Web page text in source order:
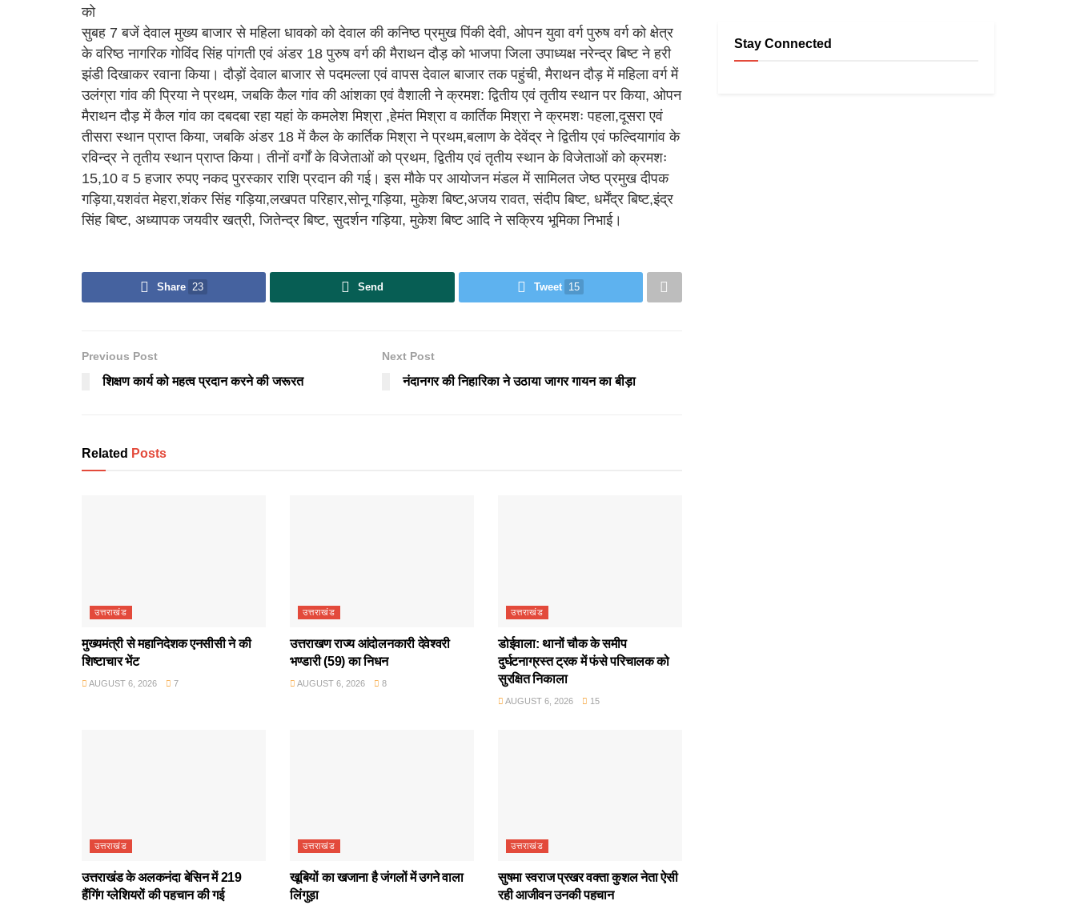
को
सुबह 7 बजें देवाल मुख्य बाजार से महिला धावको को देवाल की कनिष्ठ प्रमुख पिंकी देवी, ओपन युवा वर्ग पुरुष वर्ग को क्षेत्र
के वरिष्ठ नागरिक गोविंद सिंह पांगती एवं अंडर 18 पुरुष वर्ग की मैराथन दौड़ को भाजपा जिला उपाध्यक्ष नरेन्द्र बिष्ट ने हरी
झंडी दिखाकर रवाना किया। दौड़ों देवाल बाजार से पदमल्ला एवं वापस देवाल बाजार तक पहुंची, मैराथन दौड़ में महिला वर्ग में
उलंग्रा गांव की प्रिया ने प्रथम, जबकि कैल गांव की आंशका एवं वैशाली ने क्रमश: द्वितीय एवं तृतीय स्थान पर किया, ओपन
मैराथन दौड़ में कैल गांव का दबदबा रहा यहां के कमलेश मिश्रा ,हेमंत मिश्रा व कार्तिक मिश्रा ने क्रमशः पहला,दूसरा एवं
तीसरा स्थान प्राप्त किया, जबकि अंडर 18 में कैल के कार्तिक मिश्रा ने प्रथम,बलाण के देवेंद्र ने द्वितीय एवं फल्दियागांव के
रविन्द्र ने तृतीय स्थान प्राप्त किया। तीनों वर्गों के विजेताओं को प्रथम, द्वितीय एवं तृतीय स्थान के विजेताओं को क्रमशः
15,10 व 5 हजार रुपए नकद पुरस्कार राशि प्रदान की गई। इस मौके पर आयोजन मंडल में सामिलत जेष्ठ प्रमुख दीपक
गड़िया,यशवंत मेहरा,शंकर सिंह गड़िया,लखपत परिहार,सोनू गड़िया, मुकेश बिष्ट,अजय रावत, संदीप बिष्ट, धर्मेंद्र बिष्ट,इंद्र
सिंह बिष्ट, अध्यापक जयवीर खत्री, जितेन्द्र बिष्ट, सुदर्शन गड़िया, मुकेश बिष्ट आदि ने सक्रिय भूमिका निभाई।
Share 23 Send Tweet 15
Previous Post
शिक्षण कार्य को महत्व प्रदान करने की जरूरत
Next Post
नंदानगर की निहारिका ने उठाया जागर गायन का बीड़ा
Related Posts
उत्तराखंड
मुख्यमंत्री से महानिदेशक एनसीसी ने की
शिष्टाचार भेंट
AUGUST 6, 2026 7
उत्तराखंड
उत्तराखण राज्य आंदोलनकारी देवेश्वरी
भण्डारी (59) का निधन
AUGUST 6, 2026 8
उत्तराखंड
डोईवाला: थानों चौक के समीप
दुर्घटनाग्रस्त ट्रक में फंसे परिचालक को
सुरक्षित निकाला
AUGUST 6, 2026 15
उत्तराखंड
उत्तराखंड के अलकनंदा बेसिन में 219
हैंगिंग ग्लेशियरों की पहचान की गई
उत्तराखंड
खूबियों का खजाना है जंगलों में उगने वाला
लिंगुड़ा
उत्तराखंड
सुषमा स्वराज प्रखर वक्ता कुशल नेता ऐसी
रही आजीवन उनकी पहचान
Stay Connected